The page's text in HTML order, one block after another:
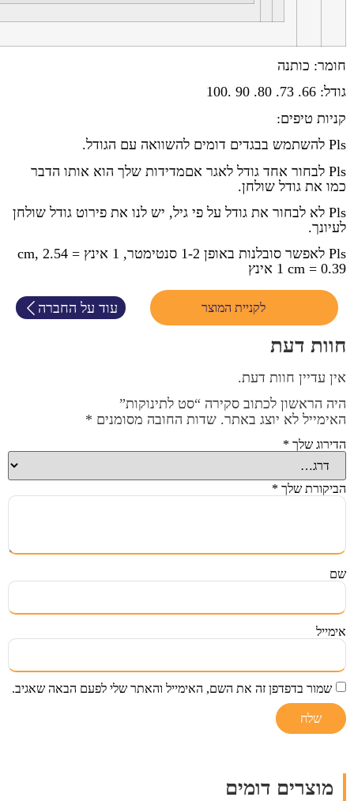
חומר: כותנה
גודל: 66. 73. 80. 90 .100
קניות טיפים:
Pls להשתמש בבגדים דומים להשוואה עם הגודל.
Pls לבחור אחד גודל לאגר אםמדידות שלך הוא אותו הדבר
כמו את גודל שולחן.
Pls לא לבחור את גודל על פי גיל, יש לנו את פירוט גודל שולחן
לעיונך.
Pls לאפשר סובלנות באופן 1-2 סנטימטר, 1 אינץ = 2.54 cm,
1 cm = 0.39 אינץ
לקניית המוצר עוד על החברה
חוות דעת
אין עדיין חוות דעת.
היה הראשון לכתוב סקירה “סט לתינוקות”
האימייל לא יוצג באתר. שדות החובה מסומנים *
הדירוג שלך *
הביקורת שלך *
שם
אימייל
שמור בדפדפן זה את השם, האימייל והאתר שלי לפעם הבאה שאגיב.
מוצרים דומים